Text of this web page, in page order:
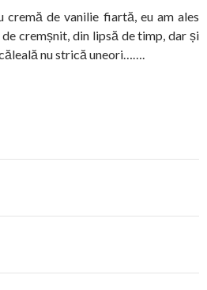
cremă de vanilie fiartă, eu am ales
cremșnit, din lipsă de timp, dar și
nu strică uneori…….